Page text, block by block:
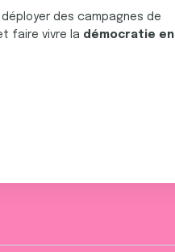
déployer des campagnes de
faire vivre la démocratie en